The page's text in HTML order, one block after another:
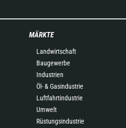
MÄRKTE
Landwirtschaft
Baugewerbe
Industrien
Öl- & Gasindustrie
Luftfahrtindustrie
Umwelt
Rüstungsindustrie